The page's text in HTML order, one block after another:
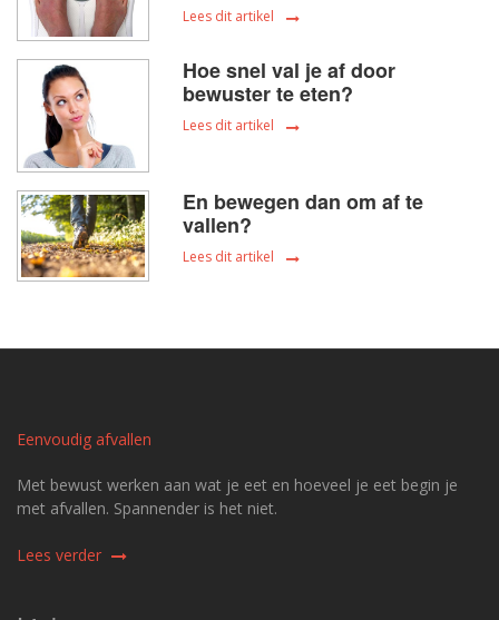
Lees dit artikel
Hoe snel val je af door
bewuster te eten?
Lees dit artikel
En bewegen dan om af te
vallen?
Lees dit artikel
Eenvoudig afvallen
Met bewust werken aan wat je eet en hoeveel je eet begin je
met afvallen. Spannender is het niet.
Lees verder